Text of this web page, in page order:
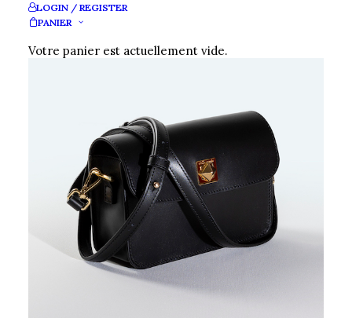
LOGIN / REGISTER
PANIER
Votre panier est actuellement vide.